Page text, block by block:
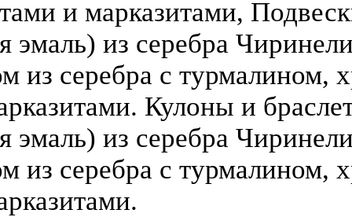
и марказитами,
эмаль) из серебра
из серебра с турмалином,
Кулоны и
эмаль) из серебра
из серебра с турмалином,